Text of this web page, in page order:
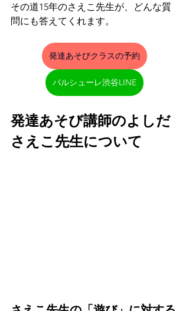
その道15年のさえこ先生が、どんな質
問にも答えてくれます。
発達あそびクラスの予約
バルシューレ渋谷LINE
発達あそび講師のよしだ
さえこ先生について